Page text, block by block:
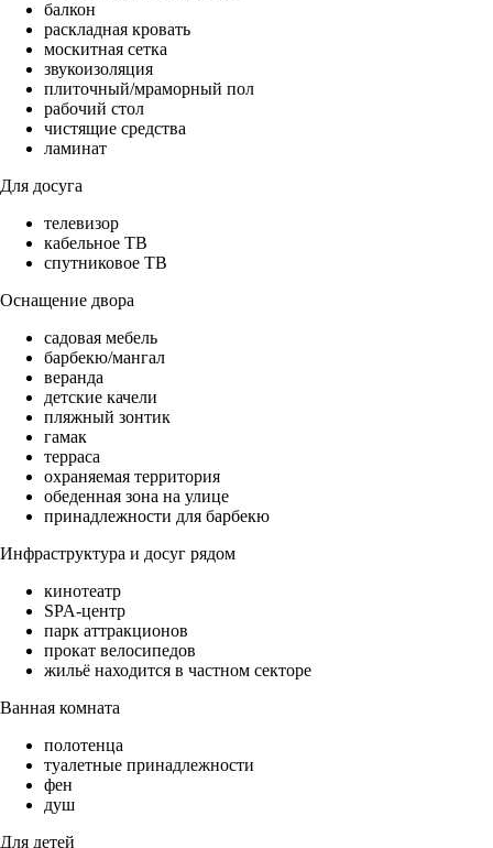
балкон
раскладная кровать
москитная сетка
звукоизоляция
плиточный/мраморный пол
рабочий стол
чистящие средства
ламинат
Для досуга
телевизор
кабельное ТВ
спутниковое ТВ
Оснащение двора
садовая мебель
барбекю/мангал
веранда
детские качели
пляжный зонтик
гамак
терраса
охраняемая территория
обеденная зона на улице
принадлежности для барбекю
Инфраструктура и досуг рядом
кинотеатр
SPA-центр
парк аттракционов
прокат велосипедов
жильё находится в частном секторе
Ванная комната
полотенца
туалетные принадлежности
фен
душ
Для детей